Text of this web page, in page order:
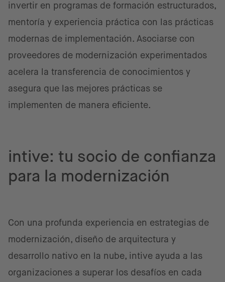
invertir en programas de formación estructurados,
mentoría y experiencia práctica con las prácticas
modernas de implementación. Asociarse con
proveedores de modernización experimentados
acelera la transferencia de conocimientos y
asegura que las mejores prácticas se
implementen de manera eficiente.
intive: tu socio de confianza
para la modernización
Con una profunda experiencia en estrategias de
modernización, diseño de arquitectura y
desarrollo nativo en la nube, intive ayuda a las
organizaciones a superar los desafíos en cada